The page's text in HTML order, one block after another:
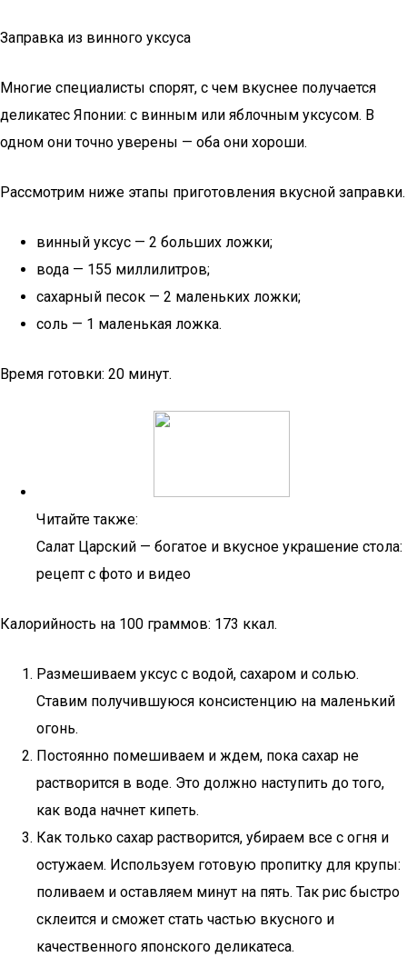
Заправка из винного уксуса
Многие специалисты спорят, с чем вкуснее получается
деликатес Японии: с винным или яблочным уксусом. В
одном они точно уверены — оба они хороши.
Рассмотрим ниже этапы приготовления вкусной заправки.
винный уксус — 2 больших ложки;
вода — 155 миллилитров;
сахарный песок — 2 маленьких ложки;
соль — 1 маленькая ложка.
Время готовки: 20 минут.
Читайте также:
Салат Царский — богатое и вкусное украшение стола:
рецепт с фото и видео
Калорийность на 100 граммов: 173 ккал.
Размешиваем уксус с водой, сахаром и солью.
Ставим получившуюся консистенцию на маленький
огонь.
Постоянно помешиваем и ждем, пока сахар не
растворится в воде. Это должно наступить до того,
как вода начнет кипеть.
Как только сахар растворится, убираем все с огня и
остужаем. Используем готовую пропитку для крупы:
поливаем и оставляем минут на пять. Так рис быстро
склеится и сможет стать частью вкусного и
качественного японского деликатеса.